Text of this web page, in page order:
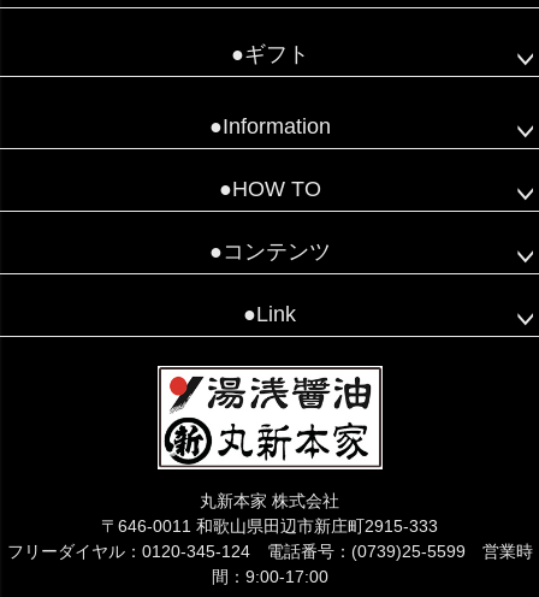
●ギフト
●Information
●HOW TO
●コンテンツ
●Link
丸新本家 株式会社
〒646-0011 和歌山県田辺市新庄町2915-333
フリーダイヤル：0120-345-124 電話番号：(0739)25-5599 営業時
間：9:00-17:00